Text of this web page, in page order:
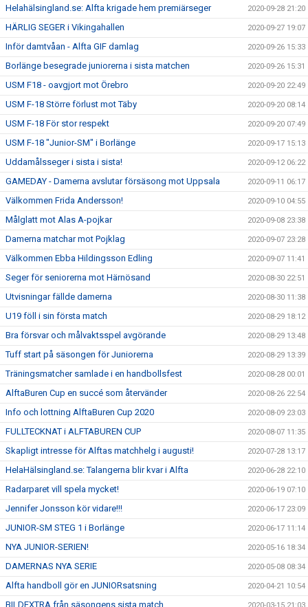
Helahälsingland.se: Alfta krigade hem premiärseger 2020-09-28 21:20
HÄRLIG SEGER i Vikingahallen 2020-09-27 19:07
Inför damtvåan - Alfta GIF damlag 2020-09-26 15:33
Borlänge besegrade juniorerna i sista matchen 2020-09-26 15:31
USM F18 - oavgjort mot Örebro 2020-09-20 22:49
USM F-18 Större förlust mot Täby 2020-09-20 08:14
USM F-18 För stor respekt 2020-09-20 07:49
USM F-18 "Junior-SM" i Borlänge 2020-09-17 15:13
Uddamålsseger i sista i sista! 2020-09-12 06:22
GAMEDAY - Damerna avslutar försäsong mot Uppsala 2020-09-11 06:17
Välkommen Frida Andersson! 2020-09-10 04:55
Målglatt mot Alas A-pojkar 2020-09-08 23:38
Damerna matchar mot Pojklag 2020-09-07 23:28
Välkommen Ebba Hildingsson Edling 2020-09-07 11:41
Seger för seniorerna mot Härnösand 2020-08-30 22:51
Utvisningar fällde damerna 2020-08-30 11:38
U19 föll i sin första match 2020-08-29 18:12
Bra försvar och målvaktsspel avgörande 2020-08-29 13:48
Tuff start på säsongen för Juniorerna 2020-08-29 13:39
Träningsmatcher samlade i en handbollsfest 2020-08-28 00:01
AlftaBuren Cup en succé som återvänder 2020-08-26 22:54
Info och lottning AlftaBuren Cup 2020 2020-08-09 23:03
FULLTECKNAT i ALFTABUREN CUP 2020-08-07 11:35
Skapligt intresse för Alftas matchhelg i augusti! 2020-07-28 13:17
HelaHälsingland.se: Talangerna blir kvar i Alfta 2020-06-28 22:10
Radarparet vill spela mycket! 2020-06-19 07:10
Jennifer Jonsson kör vidare!!! 2020-06-17 23:09
JUNIOR-SM STEG 1 i Borlänge 2020-06-17 11:14
NYA JUNIOR-SERIEN! 2020-05-16 18:34
DAMERNAS NYA SERIE 2020-05-08 08:34
Alfta handboll gör en JUNIORsatsning 2020-04-21 10:54
BILDEXTRA från säsongens sista match 2020-03-15 21:03